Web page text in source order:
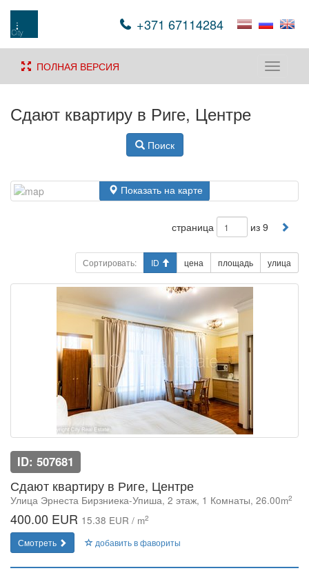
+371 67114284
Toggle
ПОЛНАЯ ВЕРСИЯ
Сдают квартиру в Риге, Центре
Поиск
Показать на карте
страница из 9
Сортировать: ID цена площадь улица
ID: 507681
Сдают квартиру в Риге, Центре
Улица Эрнеста Бирзниека-Упиша, 2 этаж, 1 Комнаты, 26.00m2
400.00 EUR 15.38 EUR / m2
Смотреть добавить в фавориты